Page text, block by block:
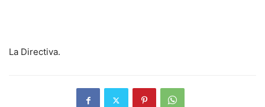
La Directiva.